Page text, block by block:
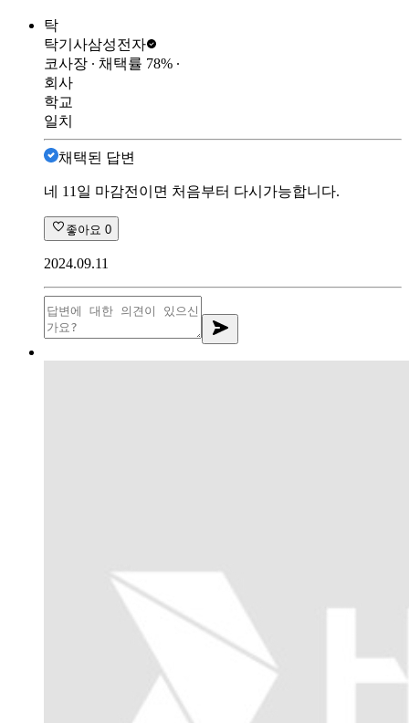
탁
탁기사삼성전자
코사장 ∙ 채택률 78% ∙
회사
학교
일치
채택된 답변
네 11일 마감전이면 처음부터 다시가능합니다.
좋아요 0
2024.09.11